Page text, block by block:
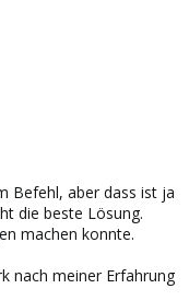
Befehl, aber dass ist ja
die beste Lösung.
machen konnte.
nach meiner Erfahrung